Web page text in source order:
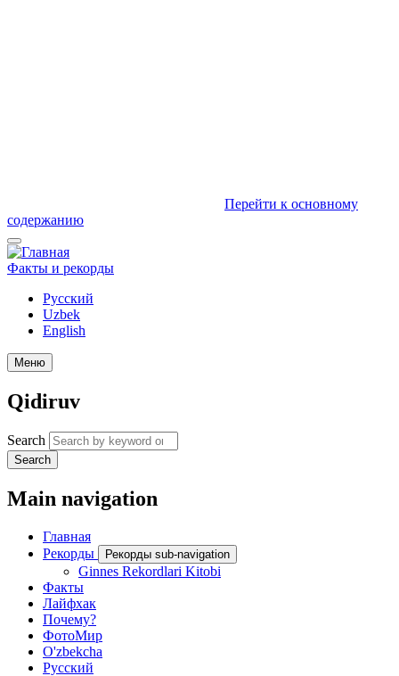
Перейти к основному
содержанию
Факты и рекорды
Русский
Uzbek
English
Меню
Qidiruv
Search
Search
Main navigation
Главная
Рекорды
Рекорды sub-navigation
Ginnes Rekordlari Kitobi
Факты
Лайфхак
Почему?
ФотоМир
O'zbekcha
Русский